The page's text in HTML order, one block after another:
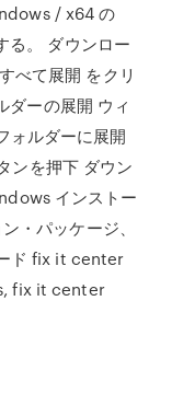
/ x64 の
る。 ダウンロー
べて展開 をクリ
ダーの展開 ウィ
ォルダーに展開
ンを押下 ダウン
インストー
・パッケージ、
ド fix it center
fix it center